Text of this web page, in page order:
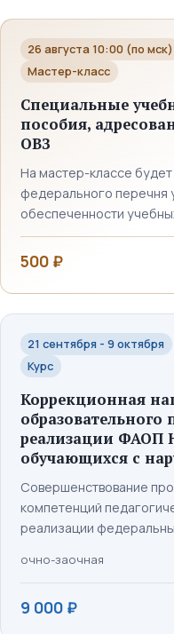
работе с обучающимися
возраста с нарушением
организации занятий, а
разработки для
профессиональной
26 августа 10:00 (по мск)
Мастер-класс
Специальные
пособия,
ОВЗ
На мастер-классе
федерального перечня
обеспеченности
специальными
стандартного учебно-
500 ₽
21 сентября - 9 октября
Курс
Коррекционная
образовательного
реализации
обучающихся с
Совершенствование
компетенций
реализации
основного общего
очно-заочная
9 000 ₽